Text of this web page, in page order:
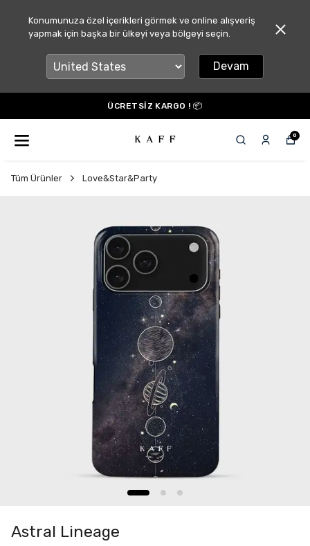
Konumunuza özel içerikleri görmek ve online alışveriş
yapmak için başka bir ülkeyi veya bölgeyi seçin.
Devam
ÜCRETSİZ KARGO ! 📦
0
Tüm Ürünler Love&Star&Party
Astral Lineage